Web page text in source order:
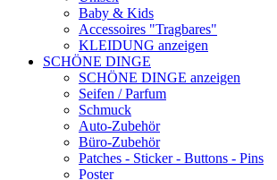
Baby & Kids
Accessoires "Tragbares"
KLEIDUNG anzeigen
SCHÖNE DINGE
SCHÖNE DINGE anzeigen
Seifen / Parfum
Schmuck
Auto-Zubehör
Büro-Zubehör
Patches - Sticker - Buttons - Pins
Poster